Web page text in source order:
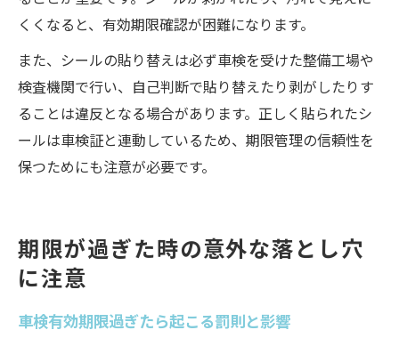
くくなると、有効期限確認が困難になります。
また、シールの貼り替えは必ず車検を受けた整備工場や
検査機関で行い、自己判断で貼り替えたり剥がしたりす
ることは違反となる場合があります。正しく貼られたシ
ールは車検証と連動しているため、期限管理の信頼性を
保つためにも注意が必要です。
期限が過ぎた時の意外な落とし穴
に注意
車検有効期限過ぎたら起こる罰則と影響